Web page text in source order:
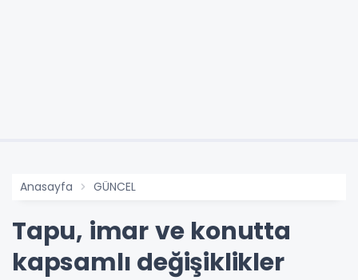
Anasayfa GÜNCEL
Tapu, imar ve konutta
kapsamlı değişiklikler